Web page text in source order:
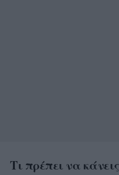
Τι πρέπει να κάνεις